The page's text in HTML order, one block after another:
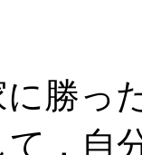
に勝っ
て，自